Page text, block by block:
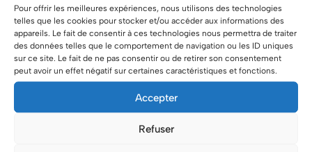
Pour offrir les meilleures expériences, nous utilisons des technologies
telles que les cookies pour stocker et/ou accéder aux informations des
appareils. Le fait de consentir à ces technologies nous permettra de traiter
des données telles que le comportement de navigation ou les ID uniques
sur ce site. Le fait de ne pas consentir ou de retirer son consentement
peut avoir un effet négatif sur certaines caractéristiques et fonctions.
Accepter
Refuser
Suppléments Croquant Chocolat Blanc[+9.00 €]
Croquant Chocolat Noir[+9.00 €]
Croquant Amandes grilées[+8.00 €]
[+4.00 €]